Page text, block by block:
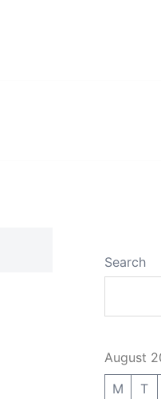
Search
August
M
T